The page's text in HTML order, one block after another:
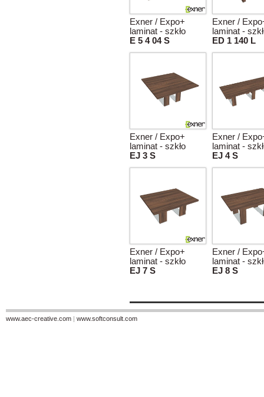
Exner / Expo+
laminat - szkło
E 5 4 04 S
Exner /
laminat -
ED 1 140 L
Exner / Expo+
laminat - szkło
EJ 3 S
Exner /
laminat -
EJ 4 S
Exner / Expo+
laminat - szkło
EJ 7 S
Exner /
laminat -
EJ 8 S
www.aec-creative.com | www.softconsult.com